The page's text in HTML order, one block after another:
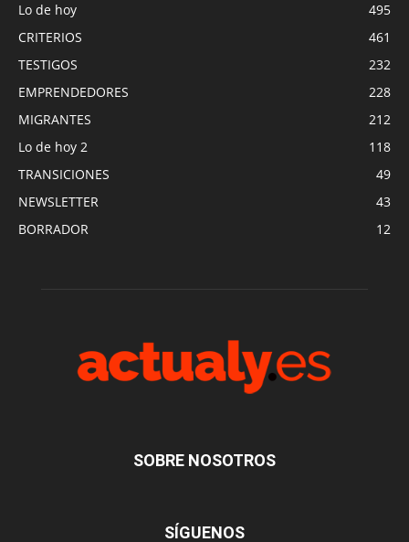
Lo de hoy
495
CRITERIOS
461
TESTIGOS
232
EMPRENDEDORES
228
MIGRANTES
212
Lo de hoy 2
118
TRANSICIONES
49
NEWSLETTER
43
BORRADOR
12
SOBRE NOSOTROS
SÍGUENOS